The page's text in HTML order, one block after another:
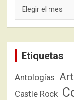
Etiquetas
Antologías
Castle Rock